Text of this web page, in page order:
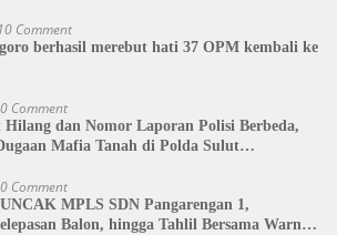
10 Comment
berhasil merebut hati 37 OPM kembali ke
Comment
Hilang dan Nomor Laporan Polisi Berbeda,
Mafia Tanah di Polda Sulut
Comment
MPLS SDN Pangarengan 1,
Balon, hingga Tahlil Bersama Warnai